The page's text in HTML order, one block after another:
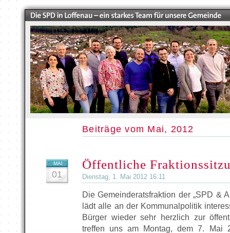
Beiträge vom Mai, 2012
MAI
01
Öffentliche
Dienstag, 1. Mai 2012 16:11
Die Gemeinderatsfraktion der „SPD &
lädt alle an der Kommunalpolitik
Bürger wieder sehr herzlich zur
treffen uns am Montag, dem 7. Mai